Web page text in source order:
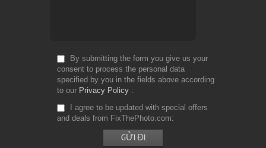
By submitting the form you give us your
consent to process the personal data
specified by you in the fields above according
to our Privacy Policy
I agree to be updated with special offers
and deals from FixThePhoto.com